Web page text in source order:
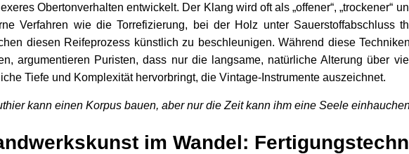
Obertonverhalten entwickelt. Der Klang wird oft als „offener“, „trockener“
Verfahren wie die Torrefizierung, bei der Holz unter Sauerstoffabschluss
diesen Reifeprozess künstlich zu beschleunigen. Während diese
argumentieren Puristen, dass nur die langsame, natürliche Alterung über
Tiefe und Komplexität hervorbringt, die Vintage-Instrumente auszeichnet.
kann einen Korpus bauen, aber nur die Zeit kann ihm eine Seele
im Wandel: